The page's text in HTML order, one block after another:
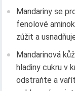
Mandariny se
fenolové
zúžit a
Mandarinová
hladiny cukru v
odstraňte a